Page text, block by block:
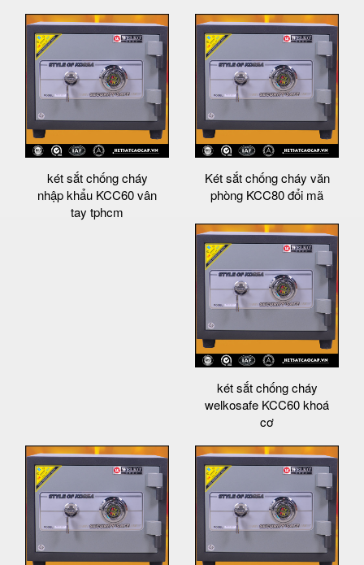
két sắt chống cháy
nhập khẩu KCC60 vân
tay tphcm
Két sắt chống cháy văn
phòng KCC80 đổi mã
két sắt chống cháy
welkosafe KCC60 khoá
cơ